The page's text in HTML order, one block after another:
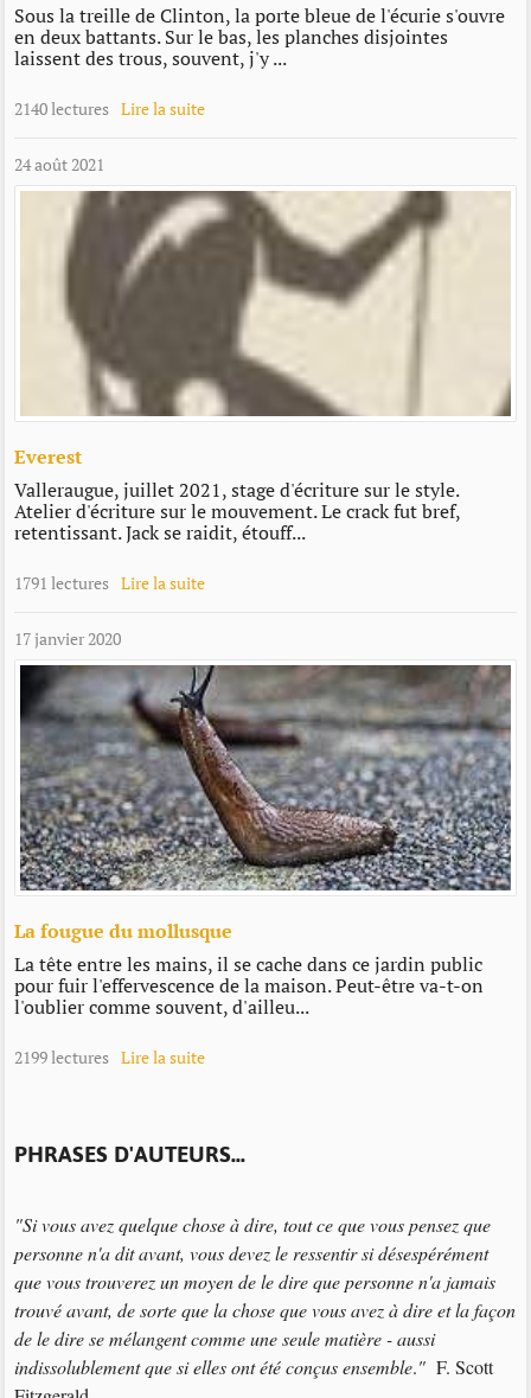
Sous la treille de Clinton, la porte bleue de l'écurie s'ouvre
en deux battants. Sur le bas, les planches disjointes
laissent des trous, souvent, j'y ...
2140 lectures Lire la suite
24 août 2021
Everest
Valleraugue, juillet 2021, stage d'écriture sur le style.
Atelier d'écriture sur le mouvement. Le crack fut bref,
retentissant. Jack se raidit, étouff...
1791 lectures Lire la suite
17 janvier 2020
La fougue du mollusque
La tête entre les mains, il se cache dans ce jardin public
pour fuir l'effervescence de la maison. Peut-être va-t-on
l'oublier comme souvent, d'ailleu...
2199 lectures Lire la suite
PHRASES D'AUTEURS...
"Si vous avez quelque chose à dire, tout ce que vous pensez que
personne n'a dit avant, vous devez le ressentir si désespérément
que vous trouverez un moyen de le dire que personne n'a jamais
trouvé avant, de sorte que la chose que vous avez à dire et la façon
de le dire se mélangent comme une seule matière - aussi
indissolublement que si elles ont été conçus ensemble." F. Scott